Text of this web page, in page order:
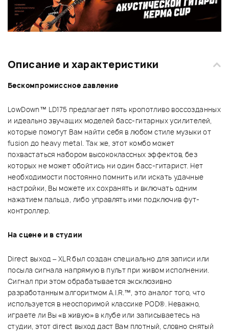
Описание и характеристики
Бескомпромиссное давление
LowDown™ LD175 предлагает пять кропотливо воссозданных
и идеально звучащих моделей басс-гитарных усилителей,
которые помогут Вам найти себя в любом стиле музыки от
fusion до heavy metal. Так же, этот комбо может
похвастаться набором высококлассных эффектов, без
которых не может обойтись ни один басс-гитарист. Нет
необходимости постоянно помнить или искать удачные
настройки, Вы можете их сохранять и включать одним
нажатием пальца, либо управлять ими подключив фут-
контроллер.
На сцене и в студии
Direct выход – XLR был создан специально для записи или
посыла сигнала напрямую в пульт при живом исполнении.
Сигнал при этом обрабатывается эксклюзивно
разработанным алгоритмом A.I.R.™, это аналог того, что
используется в неоспоримой классике POD®. Неважно,
играете ли Вы «в живую» в клубе или записываетесь на
студии, этот direct выход даст Вам плотный, словно снятый